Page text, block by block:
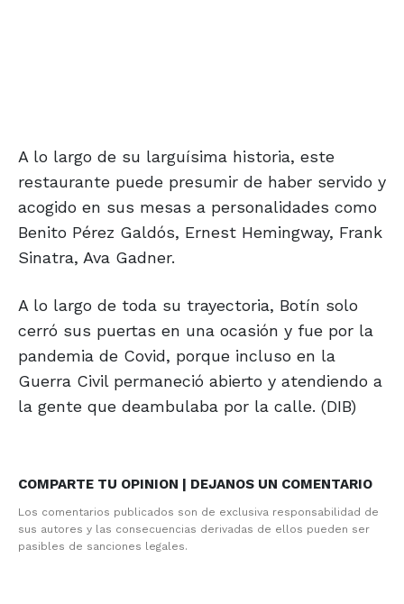
A lo largo de su larguísima historia, este
restaurante puede presumir de haber servido y
acogido en sus mesas a personalidades como
Benito Pérez Galdós, Ernest Hemingway, Frank
Sinatra, Ava Gadner.
A lo largo de toda su trayectoria, Botín solo
cerró sus puertas en una ocasión y fue por la
pandemia de Covid, porque incluso en la
Guerra Civil permaneció abierto y atendiendo a
la gente que deambulaba por la calle. (DIB)
COMPARTE TU OPINION | DEJANOS UN COMENTARIO
Los comentarios publicados son de exclusiva responsabilidad de
sus autores y las consecuencias derivadas de ellos pueden ser
pasibles de sanciones legales.